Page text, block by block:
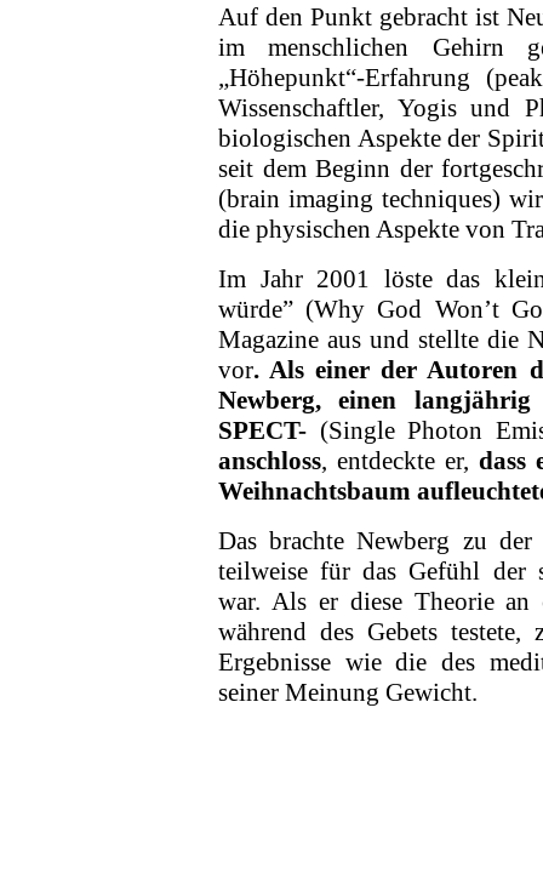
Auf den Punkt gebracht ist
im mensch­lichen Gehirn
„Höhepunkt“-Erfahrung
Wissenschaftler, Yogis und
biologischen Aspekte der
seit dem Beginn der
(brain imaging techniques)
die physi­schen Aspekte von
Im Jahr 2001 löste das
würde” (Why God Won’t
Magazine aus und stellte die
vor. Als einer der Autoren
Newberg, einen
SPECT- (Single Photon
anschloss, entdeckte er,dass
Weihnachtsbaum
Das brachte Newberg zu
teilweise für das Gefühl der
war. Als er diese Theorie an
während des Gebets
Ergebnisse wie die des
seiner Meinung Gewicht.